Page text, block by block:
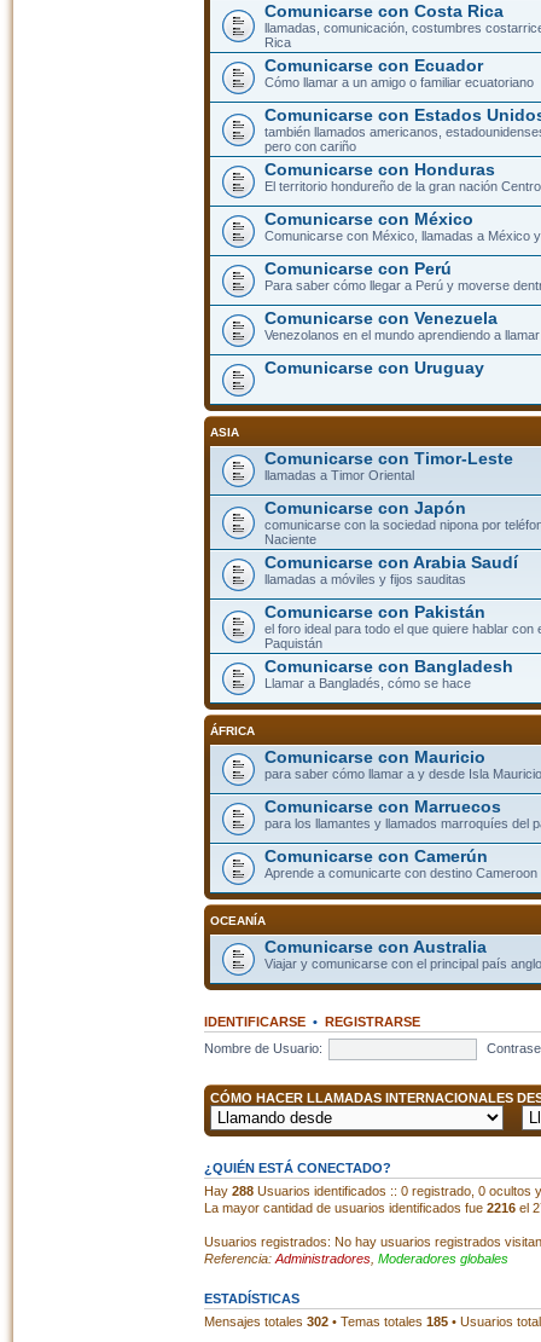
Comunicarse con Costa Rica
llamadas, comunicación, costumbres
Rica
Comunicarse con Ecuador
Cómo llamar a un amigo o familiar ecuatoriano
Comunicarse con Estados
también llamados americanos,
pero con cariño
Comunicarse con Honduras
El territorio hondureño de la gran nación
Comunicarse con México
Comunicarse con México, llamadas a México
Comunicarse con Perú
Para saber cómo llegar a Perú y moverse
Comunicarse con Venezuela
Venezolanos en el mundo aprendiendo a
Comunicarse con Uruguay
ASIA
Comunicarse con Timor-Leste
llamadas a Timor Oriental
Comunicarse con Japón
comunicarse con la sociedad nipona por
Naciente
Comunicarse con Arabia Saudí
llamadas a móviles y fijos sauditas
Comunicarse con Pakistán
el foro ideal para todo el que quiere hablar con
Paquistán
Comunicarse con Bangladesh
Llamar a Bangladés, cómo se hace
ÁFRICA
Comunicarse con Mauricio
para saber cómo llamar a y desde Isla
Comunicarse con Marruecos
para los llamantes y llamados marroquíes del
Comunicarse con Camerún
Aprende a comunicarte con destino Cameroon
OCEANÍA
Comunicarse con Australia
Viajar y comunicarse con el principal país
IDENTIFICARSE• REGISTRARSE
Nombre de Usuario:
CÓMO HACER LLAMADAS INTERNACIONALES
¿QUIÉN ESTÁ CONECTADO?
Hay 288Usuarios identificados :: 0 registrado, 0 ocultos
La mayor cantidad de usuarios identificados fue 2216el
Usuarios registrados: No hay usuarios registrados
Referencia: Administradores, Moderadores globales
ESTADÍSTICAS
Mensajes totales 302• Temas totales 185• Usuarios